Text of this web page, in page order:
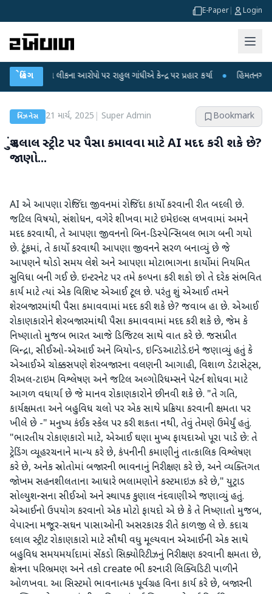
E-Paper Login
બ્રેકિંગ
લીકના આરોપો પર રાહુલ ગાંધીએ કેન્દ્ર પર પ્રહાર કર્યા ● હિંમતનગરમાં રહસ્યમય
બિઝનેસ 21 માર્ચ, 2025 Super Admin Bookmark
શું દલાલ સ્ટ્રીટ પર પૈસા કમાવવા માટે AI મદદ કરી શકે છે?
જાણો...
AI એ આપણા રોજિંદા જીવનમાં રોજિંદા કાર્યો કરવાની રીત બદલી છે.
જટિલ વિષયો, સંશોધન, વગેરે શીખવા માટે ઇમેઇલ્સ લખવામાં અમને
મદદ કરવાથી, તે આપણા જીવનનો બિન-ડિસ્પેન્સિબલ ભાગ બની ગયો
છે. ટૂંકમાં, તે કાર્યો કરવાથી આપણા જીવનને સરળ બનાવ્યું છે જે
આપણને થોડો સમય લેશે અને આપણા મોટાભાગના કાર્યોમાં નિયમિત
સુવિધા બની ગઈ છે. ઇન્ટરનેટ પર તમે કલ્પના કરી શકો છો તે દરેક સંભવિત
કાર્ય માટે ત્યાં એક વિશિષ્ટ એઆઈ ટૂલ છે. પરંતુ શું એઆઈ તમને
શેરબજારમાંથી પૈસા કમાવવામાં મદદ કરી શકે છે? જવાબ હા છે. એઆઈ
રોકાણકારોને શેરબજારમાંથી પૈસા કમાવવામાં મદદ કરી શકે છે, જેમ કે
નિષ્ણાતો મુજબ ભારત આજે ડિજિટલ સાથે વાત કરે છે. જસપ્રીત
બિન્દ્રા, સીઈઓ-એઆઈ અને બિયોન્ડ, ઇન્ડિઆટોડે.ઇને જણાવ્યું હતું કે
એઆઈએ ચોક્કસપણે શેરબજારના વલણની આગાહી, વિશાળ ડેટાસેટ્સ,
રીઅલ-ટાઇમ વિશ્લેષણ અને જટિલ અલ્ગોરિધમ્સને પેટર્ન શોધવા માટે
આગળ વધાર્યા છે જે માનવ રોકાણકારોને છીનવી શકે છે. "તે ગતિ,
કાર્યક્ષમતા અને બહુવિધ ચલો પર એક સાથે પ્રક્રિયા કરવાની ક્ષમતા પર
ખીલે છે -" મનુષ્ય કંઈક સ્કેલ પર કરી શકતા નથી, તેવું તેમણે ઉમેર્યું હતું.
"ભારતીય રોકાણકારો માટે, એઆઈ ઘણા મુખ્ય ફાયદાઓ પૂરા પાડે છે: તે
ટ્રેડિંગ વ્યૂહરચનાને માન્ય કરે છે, કંપનીની કમાણીનું તાત્કાલિક વિશ્લેષણ
કરે છે, અનેક સ્રોતોમાં બજારની ભાવનાનું નિરીક્ષણ કરે છે, અને વ્યક્તિગત
જોખમ સહનશીલતાના આધારે ભલામણોને કસ્ટમાઇઝ કરે છે," યુટ્રાડ
સોલ્યુશન્સના સીઈઓ અને સ્થાપક કુણાલ નંદવાણીએ જણાવ્યું હતું.
એઆઈનો ઉપયોગ કરવાનો એક મોટો ફાયદો એ છે કે તે નિષ્ણાતો મુજબ,
વેપારના મજૂર-સઘન પાસાઓની અસરકારક રીતે કાળજી લે છે. કદાચ
દલાલ સ્ટ્રીટ રોકાણકારો માટે સૌથી વધુ મૂલ્યવાન એઆઈની એક સાથે
બહુવિધ સમયમર્યાદામાં સેંકડો સિક્યોરિટીઝનું નિરીક્ષણ કરવાની ક્ષમતા છે,
ક્ષેત્રના પરિભ્રમણ અને તકો create ભી કરનારી લિક્વિડિટી પાળીને
ઓળખવા. આ સિસ્ટમો ભાવનાત્મક પૂર્વગ્રહ વિના કાર્ય કરે છે, બજારની